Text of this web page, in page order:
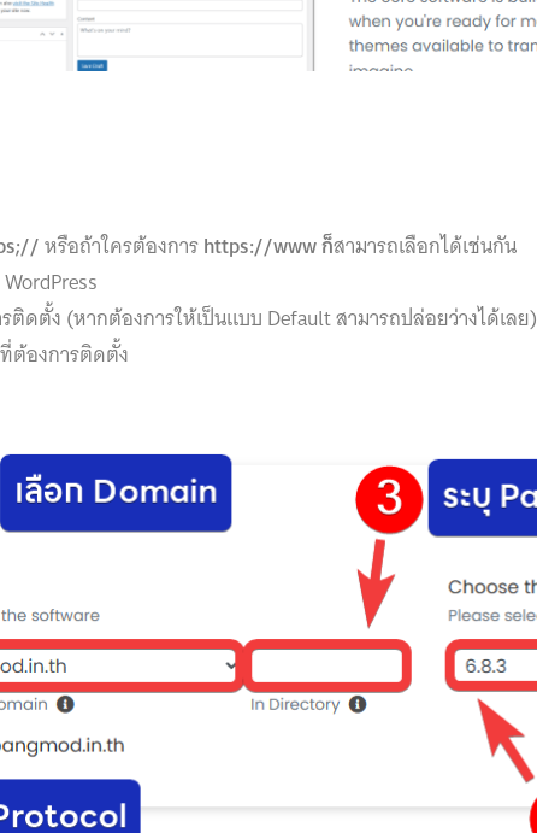
หรือถ้าใครต้องการhttps://www ก็สามารถเลือกได้เช่นกัน
ติดตั้ง (หากต้องการให้เป็นแบบ Default สามารถปล่อยว่างได้เลย)
ที่ต้องการติดตั้ง